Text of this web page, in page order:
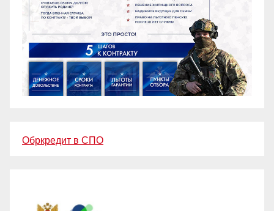
Обркредит в СПО